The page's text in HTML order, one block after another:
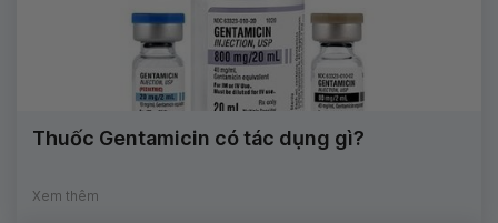
Thuốc Gentamicin có tác dụng gì?
Xem thêm